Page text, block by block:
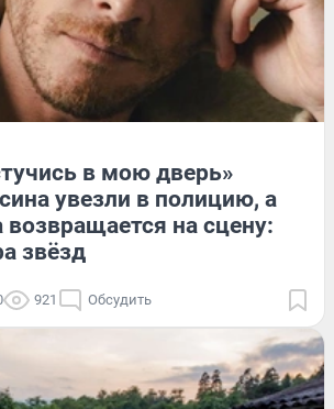
в мою дверь»
увезли в полицию, а
на сцену:
звёзд
921 Обсудить